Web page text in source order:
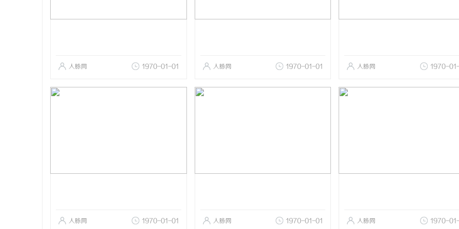
人脉网 1970-01-01 人脉网 1970-01-01 人脉网 1970-
人脉网 1970-01-01 人脉网 1970-01-01 人脉网 1970-